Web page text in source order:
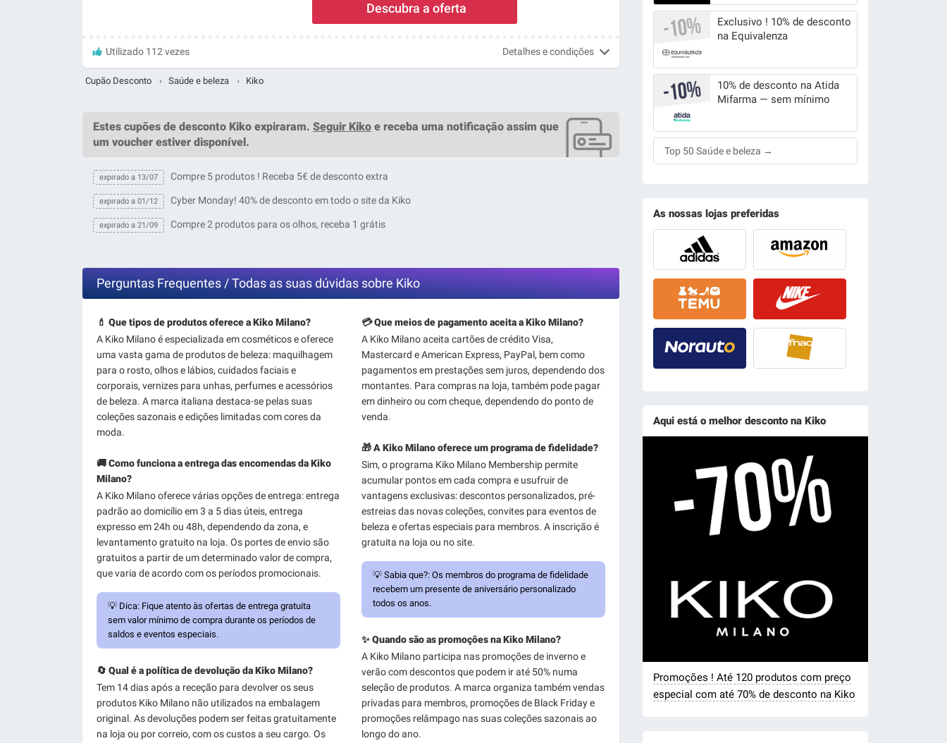
Descubra a oferta
Utilizado 112 vezes Detalhes e condições
Cupão Desconto › Saúde e beleza › Kiko
Estes cupões de desconto Kiko expiraram. Seguir Kiko e receba uma notificação assim que
um voucher estiver disponível.
expirado a 13/07 Compre 5 produtos ! Receba 5€ de desconto extra
expirado a 01/12 Cyber Monday! 40% de desconto em todo o site da Kiko
expirado a 21/09 Compre 2 produtos para os olhos, receba 1 grátis
Perguntas Frequentes / Todas as suas dúvidas sobre Kiko
💄 Que tipos de produtos oferece a Kiko Milano?
A Kiko Milano é especializada em cosméticos e oferece
uma vasta gama de produtos de beleza: maquilhagem
para o rosto, olhos e lábios, cuidados faciais e
corporais, vernizes para unhas, perfumes e acessórios
de beleza. A marca italiana destaca-se pelas suas
coleções sazonais e edições limitadas com cores da
moda.
🚚 Como funciona a entrega das encomendas da Kiko
Milano?
A Kiko Milano oferece várias opções de entrega: entrega
padrão ao domicílio em 3 a 5 dias úteis, entrega
expresso em 24h ou 48h, dependendo da zona, e
levantamento gratuito na loja. Os portes de envio são
gratuitos a partir de um determinado valor de compra,
que varia de acordo com os períodos promocionais.
💡 Dica: Fique atento às ofertas de entrega gratuita
sem valor mínimo de compra durante os períodos de
saldos e eventos especiais.
🔄 Qual é a política de devolução da Kiko Milano?
Tem 14 dias após a receção para devolver os seus
produtos Kiko Milano não utilizados na embalagem
original. As devoluções podem ser feitas gratuitamente
na loja ou por correio, com os custos a seu cargo. Os
💳 Que meios de pagamento aceita a Kiko Milano?
A Kiko Milano aceita cartões de crédito Visa,
Mastercard e American Express, PayPal, bem como
pagamentos em prestações sem juros, dependendo dos
montantes. Para compras na loja, também pode pagar
em dinheiro ou com cheque, dependendo do ponto de
venda.
🎁 A Kiko Milano oferece um programa de fidelidade?
Sim, o programa Kiko Milano Membership permite
acumular pontos em cada compra e usufruir de
vantagens exclusivas: descontos personalizados, pré-
estreias das novas coleções, convites para eventos de
beleza e ofertas especiais para membros. A inscrição é
gratuita na loja ou no site.
💡 Sabia que?: Os membros do programa de fidelidade
recebem um presente de aniversário personalizado
todos os anos.
✨ Quando são as promoções na Kiko Milano?
A Kiko Milano participa nas promoções de inverno e
verão com descontos que podem ir até 50% numa
seleção de produtos. A marca organiza também vendas
privadas para membros, promoções de Black Friday e
promoções relâmpago nas suas coleções sazonais ao
longo do ano.
Exclusivo ! 10% de desconto
na Equivalenza
10% de desconto na Atida
Mifarma — sem mínimo
Top 50 Saúde e beleza →
As nossas lojas preferidas
Aqui está o melhor desconto na Kiko
Promoções ! Até 120 produtos com preço
especial com até 70% de desconto na Kiko